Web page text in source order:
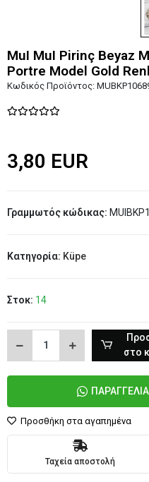
MuI MuI Pirinç Beyaz
Portre Model Gold
Κωδικός Προϊόντος:
3,80 EUR
Γραμμωτός κώδικας:
Κατηγορία: Küpe
Στοκ: 14
στο
Προσθήκη στα αγαπημένα
Ταχεία αποστολή